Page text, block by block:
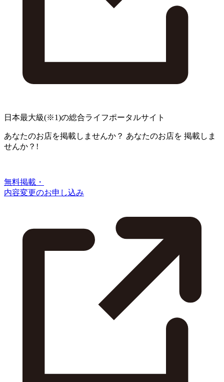
日本最大級(※1)の総合ライフポータルサイト
あなたのお店を掲載しませんか？ あなたのお店を 掲載しま
せんか？!
無料掲載・
内容変更のお申し込み